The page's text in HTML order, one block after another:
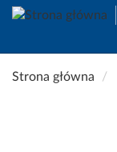
Przejdź
doStrona główna